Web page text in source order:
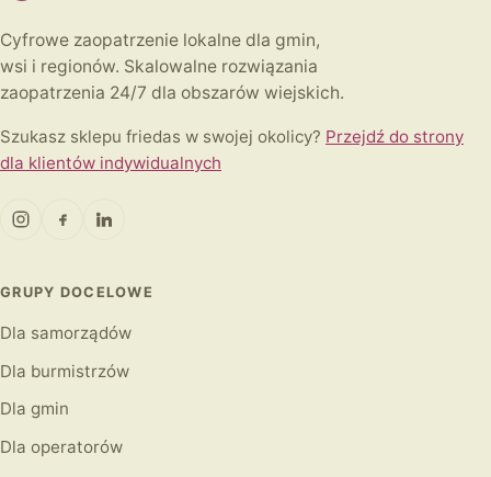
Cyfrowe zaopatrzenie lokalne dla gmin,
wsi i regionów. Skalowalne rozwiązania
zaopatrzenia 24/7 dla obszarów wiejskich.
Szukasz sklepu friedas w swojej okolicy? Przejdź do strony
dla klientów indywidualnych
GRUPY DOCELOWE
Dla samorządów
Dla burmistrzów
Dla gmin
Dla operatorów